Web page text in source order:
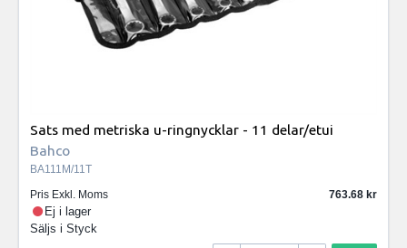
Sats med metriska u-ringnycklar - 11 delar/etui
Bahco
BA111M/11T
Pris Exkl. Moms
763.68
Ej i lager
Säljs i Styck